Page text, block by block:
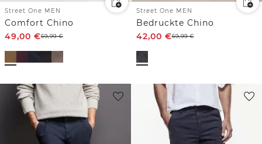
Street One MEN
Comfort Chino
49,00 €69,99€
Street One MEN
Bedruckte Chino
42,00 €69,99€